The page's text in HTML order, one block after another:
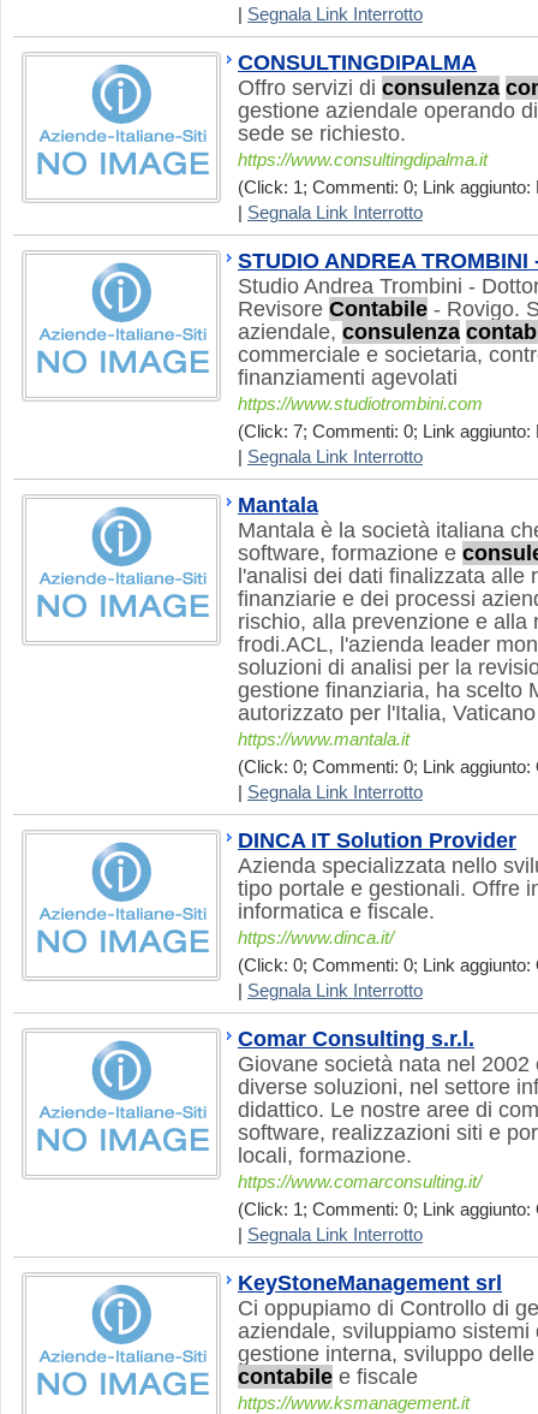
Segnala Link Interrotto
CONSULTINGDIPALMA
Offro servizi di consulenza
gestione aziendale operando
sede se richiesto.
https://www.consultingdipalma.it
(Click: 1; Commenti: 0; Link aggiunto:
Segnala Link Interrotto
STUDIO ANDREA
Studio Andrea Trombini -
Revisore Contabile - Rovigo.
aziendale, consulenza
commerciale e societaria,
finanziamenti agevolati
https://www.studiotrombini.com
(Click: 7; Commenti: 0; Link aggiunto:
Segnala Link Interrotto
Mantala
Mantala è la società italiana
software, formazione e
l'analisi dei dati finalizzata alle
finanziarie e dei processi
rischio, alla prevenzione e alla
frodi.ACL, l'azienda leader
soluzioni di analisi per la
gestione finanziaria, ha scelto
autorizzato per l'Italia,
https://www.mantala.it
(Click: 0; Commenti: 0; Link aggiunto:
Segnala Link Interrotto
DINCA IT Solution Provider
Azienda specializzata nello
tipo portale e gestionali. Offre
informatica e fiscale.
https://www.dinca.it/
(Click: 0; Commenti: 0; Link aggiunto:
Segnala Link Interrotto
Comar Consulting s.r.l.
Giovane società nata nel
diverse soluzioni, nel settore
didattico. Le nostre aree di
software, realizzazioni siti e
locali, formazione.
https://www.comarconsulting.it/
(Click: 1; Commenti: 0; Link aggiunto:
Segnala Link Interrotto
KeyStoneManagement srl
Ci oppupiamo di Controllo di
aziendale, sviluppiamo
gestione interna, sviluppo
contabile e fiscale
https://www.ksmanagement.it